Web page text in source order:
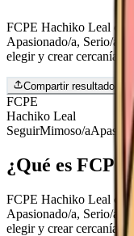
FCPE Hachiko Leal
Apasionado/a, Serio/a.
elegir y crear cercanía.
Compartir resultado
FCPE
Hachiko Leal
SeguirMimoso/a
¿Qué es
FCPE Hachiko Leal
Apasionado/a, Serio/a.
elegir y crear cercanía.